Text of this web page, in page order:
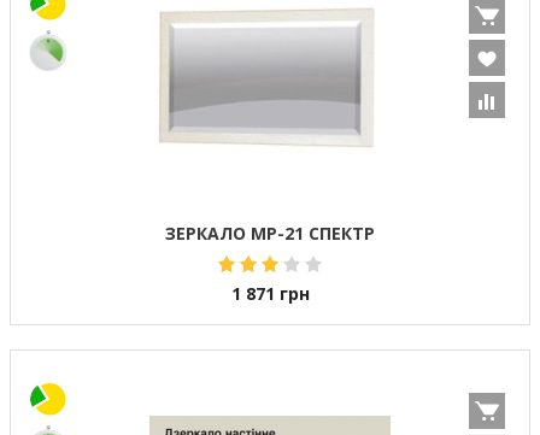
ЗЕРКАЛО МР-21 СПЕКТР
1 871 грн